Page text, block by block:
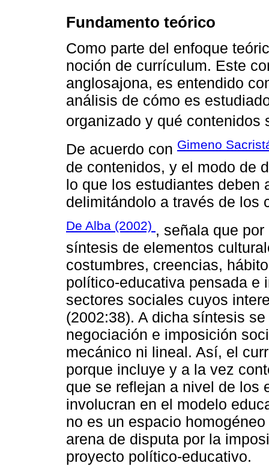
Fundamento teórico
Como parte del enfoque
noción de currículum. Este
anglosajona, es entendido
análisis de cómo es
organizado y qué contenidos
De acuerdo con Gimeno
de contenidos, y el modo de
lo que los estudiantes deben
delimitándolo a través de los
De Alba (2002) , señala que
síntesis de elementos
costumbres, creencias,
político-educativa pensada e
sectores sociales cuyos
(2002:38). A dicha síntesis
negociación e imposición
mecánico ni lineal. Así, el
porque incluye y a la vez
que se reflejan a nivel de los
involucran en el modelo
no es un espacio
arena de disputa por la
proyecto político-educativo.